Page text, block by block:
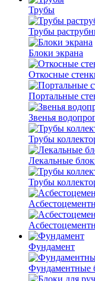
Трубы
Трубы
Блоки экрана
Откосные
Портальные
Звенья
Трубы
Лекальные
Трубы
Фундамент
Фундаментные